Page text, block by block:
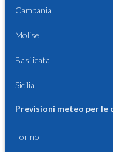
Campania
Molise
Basilicata
Sicilia
Previsioni meteo per
Torino